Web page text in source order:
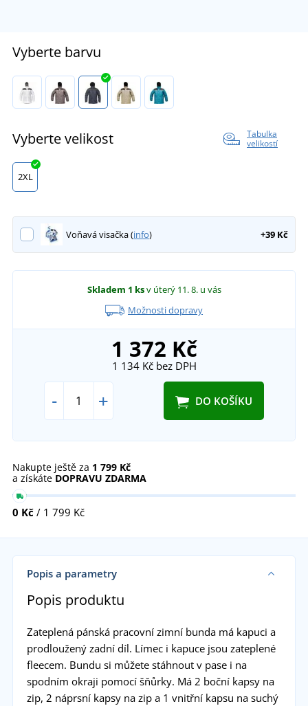
Vyberte barvu
Vyberte velikost
Tabulka
velikostí
2XL
Voňavá visačka (info) +39 Kč
Skladem 1 ksv úterý 11. 8. u vás
Možnosti dopravy
1 372 Kč
1 134 Kčbez DPH
- + DO KOŠÍKU
Nakupte ještě za 1 799 Kč
a získáte DOPRAVU ZDARMA
0 Kč / 1 799 Kč
Popis a parametry
Popis produktu
Zateplená pánská pracovní zimní bunda má kapuci a
prodloužený zadní díl. Límec i kapuce jsou zateplené
fleecem. Bundu si můžete stáhnout v pase i na
spodním okraji pomocí šňůrky. Má 2 boční kapsy na
zip, 2 náprsní kapsy na zip a 1 vnitřní kapsu na suchý